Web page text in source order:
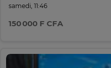
samedi, 11:46
150 000 F CFA